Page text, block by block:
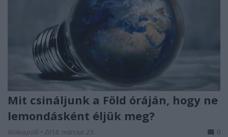
Mit csináljunk a Föld óráján, hogy ne
lemondásként éljük meg?
Mókuspolli • 2018. március 23. 0